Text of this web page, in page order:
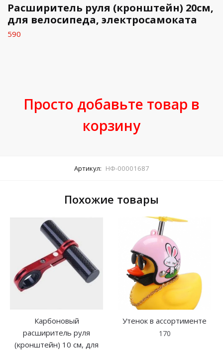
Расширитель руля (кронштейн) 20см,
для велосипеда, электросамоката
590
Просто добавьте товар в
корзину
Артикул: НФ-00001687
Похожие товары
Карбоновый
расширитель руля
(кронштейн) 10 см, для
Утенок в ассортименте
170